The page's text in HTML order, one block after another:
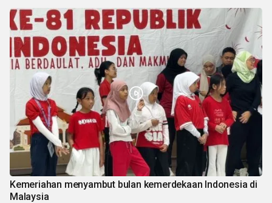
Kemeriahan menyambut bulan kemerdekaan Indonesia di
Malaysia